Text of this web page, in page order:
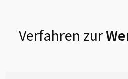
Verfahren zur